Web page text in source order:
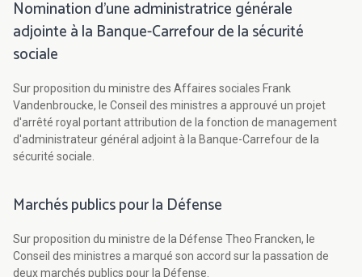
Nomination d'une administratrice générale
adjointe à la Banque-Carrefour de la sécurité
sociale
Sur proposition du ministre des Affaires sociales Frank
Vandenbroucke, le Conseil des ministres a approuvé un projet
d'arrêté royal portant attribution de la fonction de management
d'administrateur général adjoint à la Banque-Carrefour de la
sécurité sociale.
Marchés publics pour la Défense
Sur proposition du ministre de la Défense Theo Francken, le
Conseil des ministres a marqué son accord sur la passation de
deux marchés publics pour la Défense.